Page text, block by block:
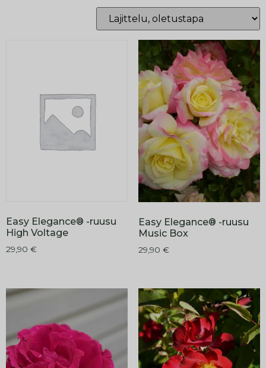
Easy Elegance® -ruusu
High Voltage
29,90 €
Easy Elegance® -ruusu
Music Box
29,90 €